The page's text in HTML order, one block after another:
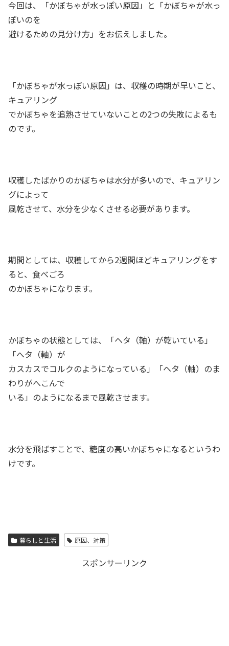
今回は、「かぼちゃが水っぽい原因」と「かぼちゃが水っ
ぽいのを
避けるための見分け方」をお伝えしました。
「かぼちゃが水っぽい原因」は、収穫の時期が早いこと、
キュアリング
でかぼちゃを追熟させていないことの2つの失敗によるも
のです。
収穫したばかりのかぼちゃは水分が多いので、キュアリン
グによって
風乾させて、水分を少なくさせる必要があります。
期間としては、収穫してから2週間ほどキュアリングをす
ると、食べごろ
のかぼちゃになります。
かぼちゃの状態としては、「ヘタ（軸）が乾いている」
「へタ（軸）が
カスカスでコルクのようになっている」「ヘタ（軸）のま
わりがへこんで
いる」のようになるまで風乾させます。
水分を飛ばすことで、糖度の高いかぼちゃになるというわ
けです。
暮らしと生活 原因、対策
スポンサーリンク